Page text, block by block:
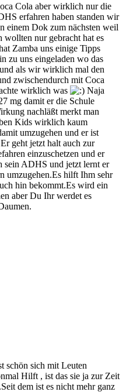
Cola aber wirklich nur die
erfahren haben standen wir
einem Dok zum nächsten weil
wollten nur gebracht hat es
Zamba uns einige Tipps
zu uns eingeladen wo das
als wir wirklich mal den
zwischendurch mit Coca
wirklich was
Naja
mg damit er die Schule
nachläßt merkt man
Kids wirklich kaum
umzugehen und er ist
Er geht jetzt halt auch zur
einzuschetzen und er
sein ADHS und jetzt lernt er
umzugehen.Es hilft Ihm sehr
hin bekommt.Es wird ein
aber Du Ihr werdet es
schön sich mit Leuten
Hilft , ist das sie ja zur Zeit
dem ist es nicht mehr ganz